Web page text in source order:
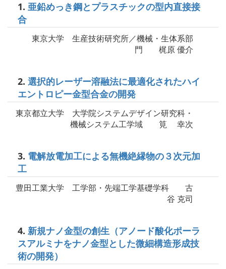
1. 亜鉛めっき鋼とプラスチックの型内直接接
合
東京大学 生産技術研究所／機械・生体系部
門 梶原 優介
2. 選択的レーザー溶融法に最適化されたハイ
エントロピー金型合金の開発
東京都立大学 大学院システムデザイン研究科・
機械システム工学域 筧 幸次
3. 電解放電加工による無機絶縁物の３次元加
工
豊田工業大学 工学部・先端工学基礎学科 古
谷 克司
4. 新規ナノ金型の創生（アノード酸化ポーラ
スアルミナをナノ金型とした微細構造形成技
術の開発）